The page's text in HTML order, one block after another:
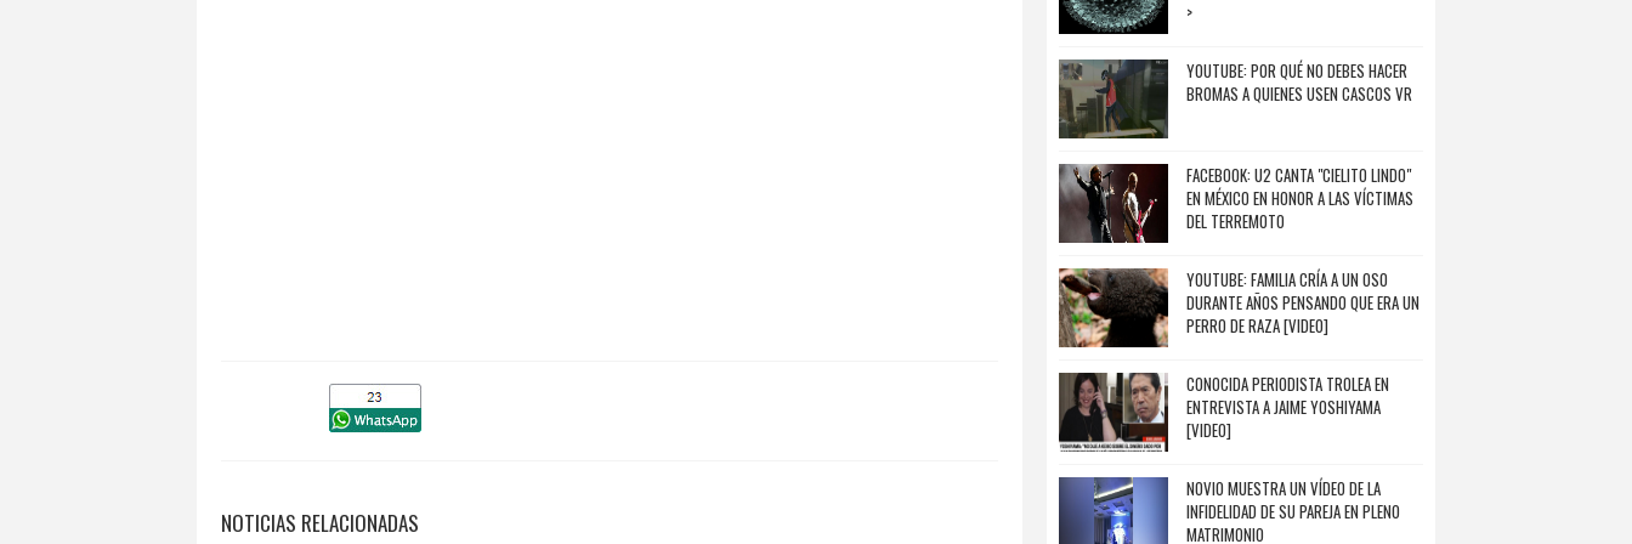
NOTICIAS RELACIONADAS
>
YOUTUBE: POR QUÉ NO DEBES HACER
BROMAS A QUIENES USEN CASCOS VR
FACEBOOK: U2 CANTA "CIELITO LINDO"
EN MÉXICO EN HONOR A LAS VÍCTIMAS
DEL TERREMOTO
YOUTUBE: FAMILIA CRÍA A UN OSO
DURANTE AÑOS PENSANDO QUE ERA UN
PERRO DE RAZA [VIDEO]
CONOCIDA PERIODISTA TROLEA EN
ENTREVISTA A JAIME YOSHIYAMA
[VIDEO]
NOVIO MUESTRA UN VÍDEO DE LA
INFIDELIDAD DE SU PAREJA EN PLENO
MATRIMONIO